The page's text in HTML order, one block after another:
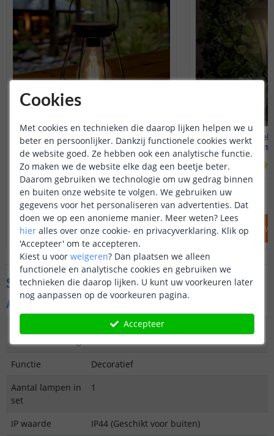
Solarlamp Vogue
Warm wit licht
(281 reviews )
OP VOORRAAD 12,95
IN WINKELWAGEN
Solar
Warm
OP VOORRAAD
IN
Specificaties
Algemene kenmerken
buitenverlichting
Lantaarn, hanglamp, tafellamp
Functie
Decoratief
Aantal lampen in
set
1
IP waarde
IP44 (Geschikt voor buiten)
Cookies
Met cookies en technieken die daarop lijken helpen we u
beter en persoonlijker. Dankzij functionele cookies werkt
de website goed. Ze hebben ook een analytische functie.
Zo maken we de website elke dag een beetje beter.
Daarom gebruiken we technologie om uw gedrag binnen
en buiten onze website te volgen. We gebruiken uw
gegevens voor het personaliseren van advertenties. Dat
doen we op een anonieme manier. Meer weten? Lees
hier alles over onze cookie- en privacyverklaring. Klik op
'Accepteer' om te accepteren.
Kiest u voor weigeren? Dan plaatsen we alleen
functionele en analytische cookies en gebruiken we
technieken die daarop lijken. U kunt uw voorkeuren later
nog aanpassen op de voorkeuren pagina.
Accepteer